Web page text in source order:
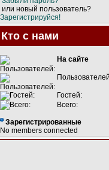
или новый пользователь?
Зарегистрируйся!
Кто с нами
На сайте
Гостей:
Всего:
Зарегистрированные
No members connected